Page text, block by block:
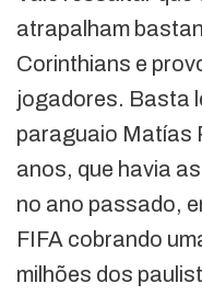
atrapalham
Corinthians e
jogadores. Basta
paraguaio Matías
anos, que havia
no ano passado,
FIFA cobrando
milhões dos